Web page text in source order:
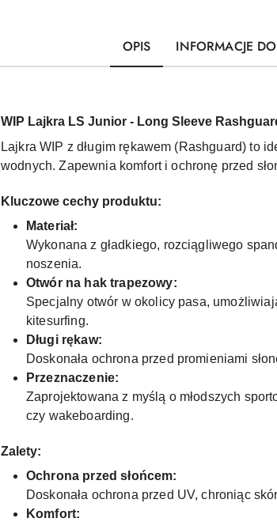
OPIS INFORMACJE
WIP Lajkra LS Junior - Long Sleeve
Lajkra WIP z długim rękawem (Rashguard) to
wodnych. Zapewnia komfort i ochronę przed
Kluczowe cechy produktu:
Materiał:
Wykonana z gładkiego, rozciągliwego
noszenia.
Otwór na hak trapezowy:
Specjalny otwór w okolicy pasa,
kitesurfing.
Długi rękaw:
Doskonała ochrona przed promieniami
Przeznaczenie:
Zaprojektowana z myślą o młodszych
czy wakeboarding.
Zalety:
Ochrona przed słońcem:
Doskonała ochrona przed UV, chroniąc
Komfort: